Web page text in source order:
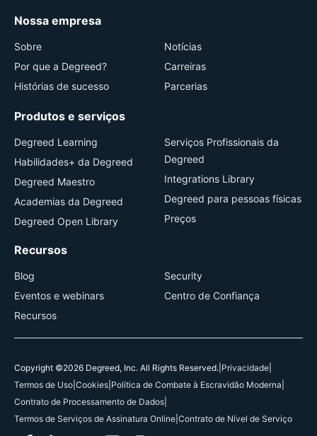
Nossa empresa
Sobre
Por que a Degreed?
Histórias de sucesso
Notícias
Carreiras
Parcerias
Produtos e serviços
Degreed Learning
Habilidades+ da Degreed
Degreed Maestro
Academias da Degreed
Degreed Open Library
Serviços Profissionais da
Degreed
Integrations Library
Degreed para pessoas físicas
Preços
Recursos
Blog
Eventos e webinars
Recursos
Security
Centro de Confiança
Copyright ©2026 Degreed, Inc. All Rights Reserved. Privacidade
Termos de Uso Cookies Política de Combate à Escravidão Moderna
Contrato de Processamento de Dados
Termos de Serviços de Assinatura Online Contrato de Nível de Serviço